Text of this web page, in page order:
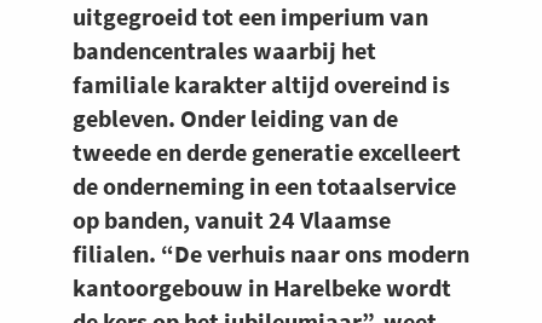
uitgegroeid tot een imperium van
bandencentrales waarbij het
familiale karakter altijd overeind is
gebleven. Onder leiding van de
tweede en derde generatie excelleert
de onderneming in een totaalservice
op banden, vanuit 24 Vlaamse
filialen. “De verhuis naar ons modern
kantoorgebouw in Harelbeke wordt